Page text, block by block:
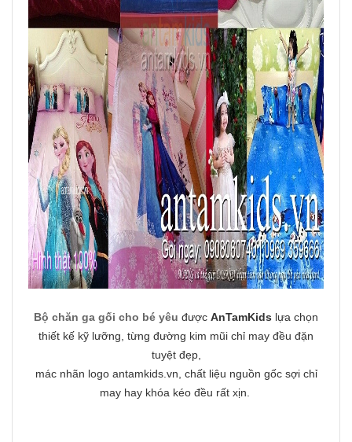
Bộ chăn ga gối cho bé yêu được AnTamKids lựa chọn
thiết kế kỹ lưỡng, từng đường kim mũi chỉ may đều đặn
tuyệt đẹp,
mác nhãn logo antamkids.vn, chất liệu nguồn gốc sợi chỉ
may hay khóa kéo đều rất xịn.